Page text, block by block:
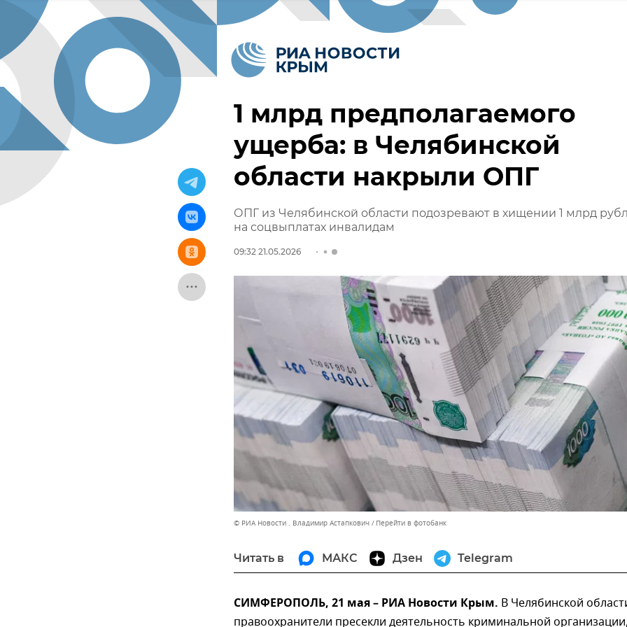
1 млрд предполагаемого
ущерба: в Челябинской
области накрыли ОПГ
ОПГ из Челябинской области подозревают в хищении 1 млрд
на соцвыплатах инвалидам
09:32 21.05.2026
© РИА Новости . Владимир Астапкович Перейти в фотобанк
Читать в МАКС Дзен Telegram
СИМФЕРОПОЛЬ, 21 мая – РИА Новости Крым. В Челябинской
правоохранители пресекли деятельность криминальной